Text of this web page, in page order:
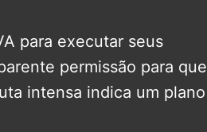
para executar seus
permissão para que
intensa indica um plano